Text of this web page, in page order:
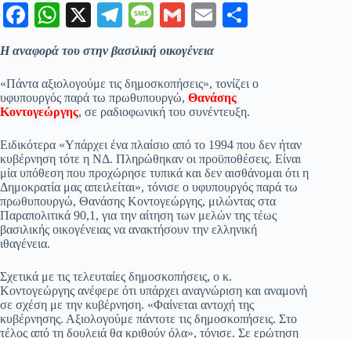
Fa
bo
ok
W
A
pp
X
Te
le
a
m
M
es
sa
ge
G
m
E
α
στ
εί
τε
Η αναφορά του στην βασιλική οικογένεια
«Πάντα αξιολογούμε τις δημοσκοπήσεις», τονίζει ο
υφυπουργός παρά τω πρωθυπουργώ, Θανάσης
Κοντογεώργης, σε ραδιοφωνική του συνέντευξη.
Ειδικότερα «Υπάρχει ένα πλαίσιο από το 1994 που δεν ήταν
κυβέρνηση τότε η ΝΔ. Πληρώθηκαν οι προϋποθέσεις. Είναι
μία υπόθεση που προχώρησε τυπικά και δεν αισθάνομαι ότι η
Δημοκρατία μας απειλείται», τόνισε ο υφυπουργός παρά τω
πρωθυπουργώ, Θανάσης Κοντογεώργης, μιλώντας στα
Παραπολιτικά 90,1, για την αίτηση των μελών της τέως
βασιλικής οικογένειας να ανακτήσουν την ελληνική
ιθαγένεια.
Σχετικά με τις τελευταίες δημοσκοπήσεις, ο κ.
Κοντογεώργης ανέφερε ότι υπάρχει αναγνώριση και αναμονή
σε σχέση με την κυβέρνηση. «Φαίνεται αντοχή της
κυβέρνησης. Αξιολογούμε πάντοτε τις δημοσκοπήσεις. Στο
τέλος από τη δουλειά θα κριθούν όλα», τόνισε. Σε ερώτηση